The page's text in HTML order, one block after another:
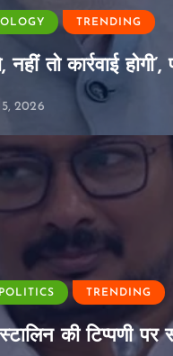
TRENDING
नहीं तो कार्रवाई
2026
POLITICS TRENDING
स्टालिन की टिप्पणी